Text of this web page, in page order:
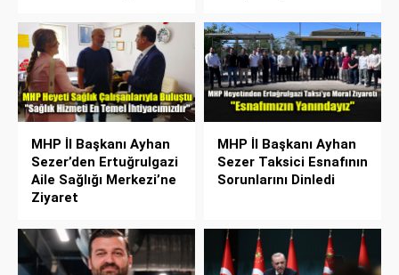
MHP İl Başkanı Ayhan
Sezer’den Ertuğrulgazi
Aile Sağlığı Merkezi’ne
Ziyaret
MHP İl Başkanı Ayhan
Sezer Taksici Esnafının
Sorunlarını Dinledi